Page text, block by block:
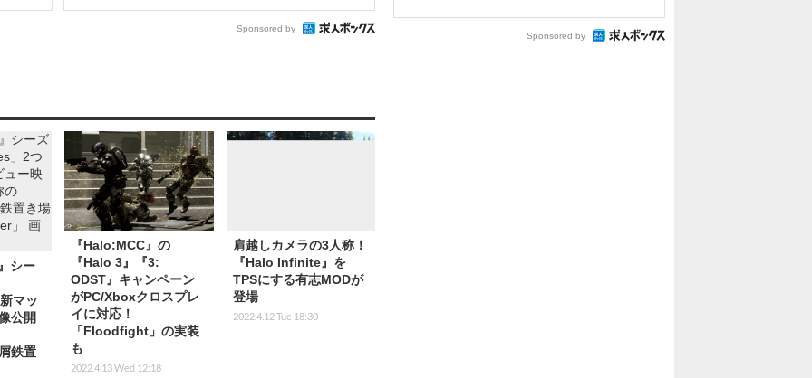
Sponsored by
シー
マッ
公開
鉄置
『Halo:MCC』の
『Halo 3』『3:
ODST』キャンペーン
がPC/Xboxクロスプレ
イに対応！
「Floodfight」の実装
も
2022.4.13 Wed 12:18
肩越しカメラの3人称！
『Halo Infinite』を
TPSにする有志MODが
登場
2022.4.12 Tue 18:30
Sponsored by